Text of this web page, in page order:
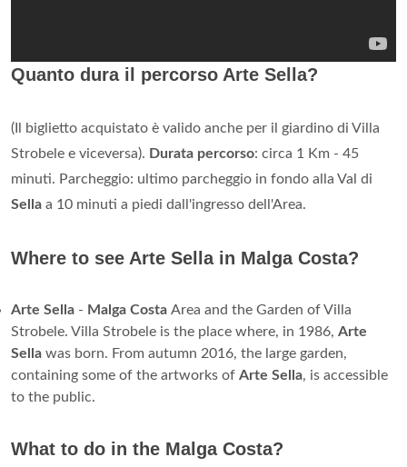
Quanto dura il percorso Arte Sella?
(Il biglietto acquistato è valido anche per il giardino di Villa
Strobele e viceversa). Durata percorso: circa 1 Km - 45
minuti. Parcheggio: ultimo parcheggio in fondo alla Val di
Sella a 10 minuti a piedi dall'ingresso dell'Area.
Where to see Arte Sella in Malga Costa?
Arte Sella - Malga Costa Area and the Garden of Villa
Strobele. Villa Strobele is the place where, in 1986, Arte
Sella was born. From autumn 2016, the large garden,
containing some of the artworks of Arte Sella, is accessible
to the public.
What to do in the Malga Costa?